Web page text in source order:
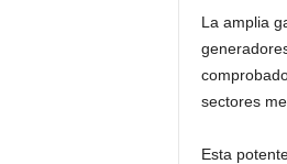
La amplia
sectores
Esta